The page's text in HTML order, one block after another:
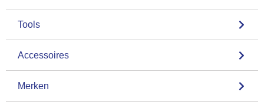
Tools
Accessoires
Merken